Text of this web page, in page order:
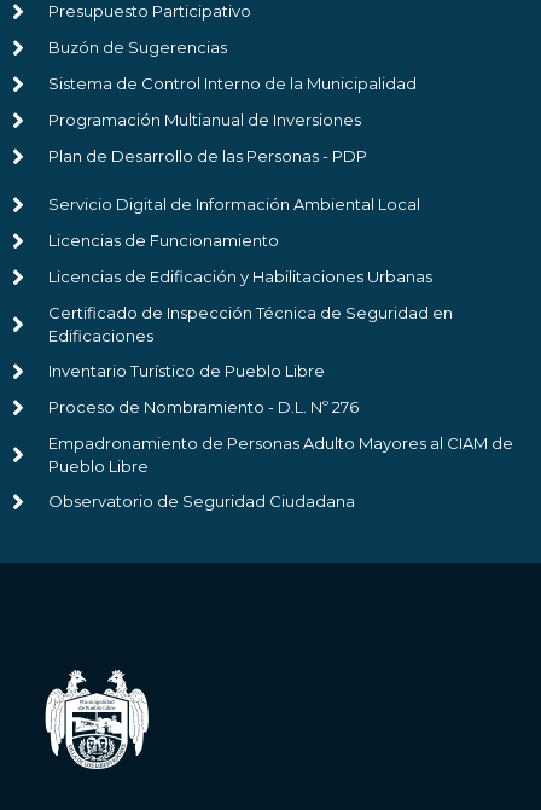
Presupuesto Participativo
Buzón de Sugerencias
Sistema de Control Interno de la Municipalidad
Programación Multianual de Inversiones
Plan de Desarrollo de las Personas - PDP
Servicio Digital de Información Ambiental Local
Licencias de Funcionamiento
Licencias de Edificación y Habilitaciones Urbanas
Certificado de Inspección Técnica de Seguridad en
Edificaciones
Inventario Turístico de Pueblo Libre
Proceso de Nombramiento - D.L. Nº 276
Empadronamiento de Personas Adulto Mayores al CIAM de
Pueblo Libre
Observatorio de Seguridad Ciudadana